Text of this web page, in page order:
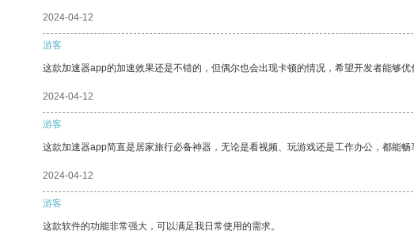
2024-04-12
游客
这款加速器app的加速效果还是不错的，但偶尔也会出现卡顿的情况，希望开发者能够优
2024-04-12
游客
这款加速器app简直是居家旅行必备神器，无论是看视频、玩游戏还是工作办公，都能
2024-04-12
游客
这款软件的功能非常强大，可以满足我日常使用的需求。